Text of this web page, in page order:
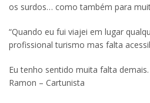
os surdos… como também para
“Quando eu fui viajei em lugar
profissional turismo mas falta
Eu tenho sentido muita falta
Ramon – Cartunista